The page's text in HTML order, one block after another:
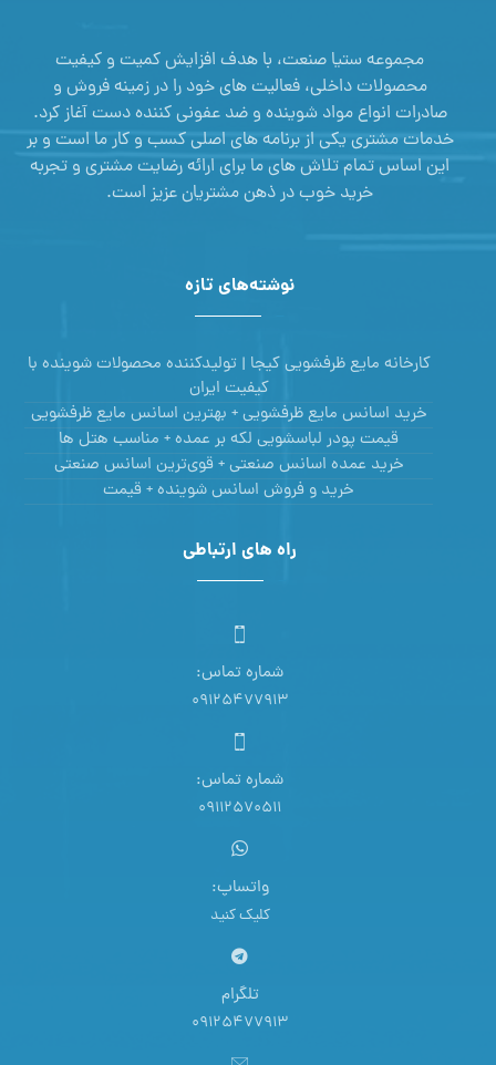
مجموعه ستیا صنعت، با هدف افزایش کمیت و کیفیت
محصولات داخلی، فعالیت های خود را در زمینه فروش و
صادرات انواع مواد شوینده و ضد عفونی کننده دست آغاز کرد.
خدمات مشتری یکی از برنامه های اصلی کسب و کار ما است و بر
این اساس تمام تلاش های ما برای ارائه رضایت مشتری و تجربه
خرید خوب در ذهن مشتریان عزیز است.
نوشته‌های تازه
کارخانه مایع ظرفشویی کیجا | تولیدکننده محصولات شوینده با
کیفیت ایران
خرید اسانس مایع ظرفشویی + بهترین اسانس مایع ظرفشویی
قیمت پودر لباسشویی لکه بر عمده + مناسب هتل ها
خرید عمده اسانس صنعتی + قوی‌ترین اسانس‌ صنعتی
خرید و فروش اسانس شوینده + قیمت
راه های ارتباطی
شماره تماس:
09125477913
شماره تماس:
09112570511
واتساپ:
کلیک کنید
تلگرام
09125477913